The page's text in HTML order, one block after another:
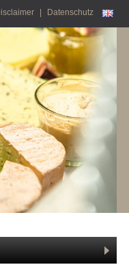
Datenschutz